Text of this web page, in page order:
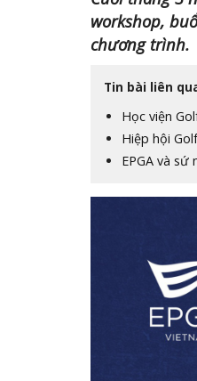
workshop,
chương trình.
Tin bài liên
Học viện
Hiệp hội
EPGA và